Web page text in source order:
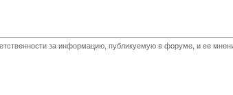
за информацию, публикуемую в форуме, и ее